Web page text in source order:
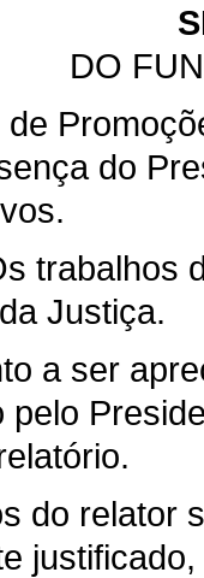
DO
de
do
trabalhos
Justiça.
a ser
pelo
do relator